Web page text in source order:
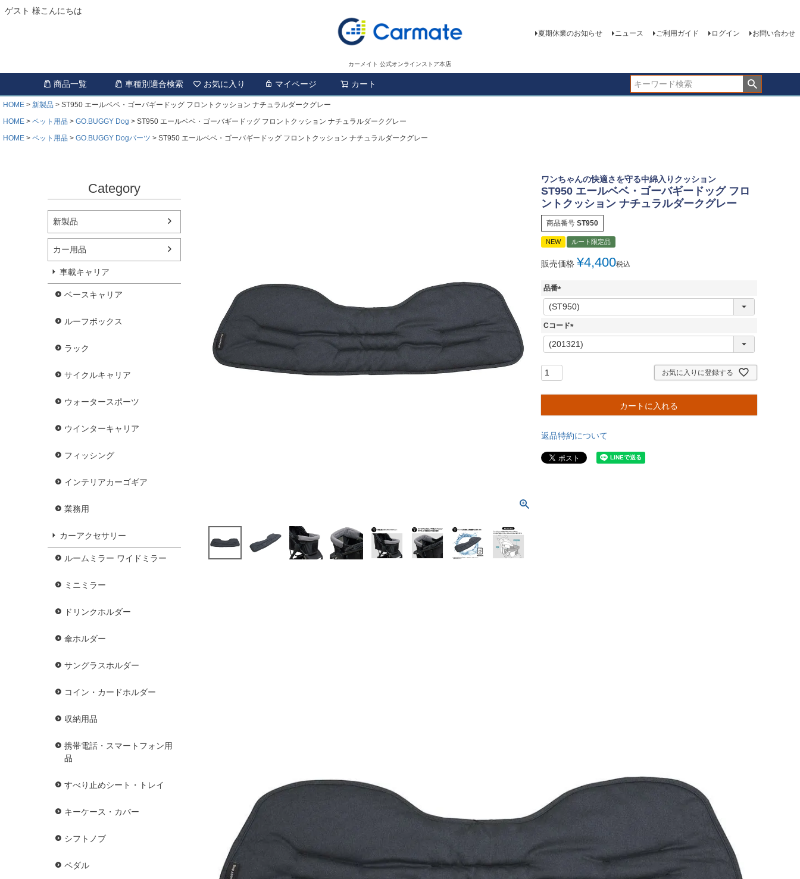
ゲスト 様こんにちは
カーメイト 公式オンラインストア本店
夏期休業のお知らせ ニュース ご利用ガイド ログイン お問い合わせ
商品一覧 車種別適合検索 お気に入り マイページ カート
HOME 新製品
ST950 エールベベ・ゴーバギードッグ フロントクッション ナチュラルダークグレー
HOME
ペット用品 GO.BUGGY Dog
ST950 エールベベ・ゴーバギードッグ フロントクッション ナチュラルダークグレー
HOME
ペット用品 GO.BUGGY Dogパーツ ST950 エールベベ・ゴーバギードッグ フロントクッション ナチュラルダークグレー
Category
新製品
カー用品
車載キャリア
ベースキャリア
ルーフボックス
ラック
サイクルキャリア
ウォータースポーツ
ウインターキャリア
フィッシング
インテリアカーゴギア
業務用
カーアクセサリー
ルームミラー ワイドミラー
ミニミラー
ドリンクホルダー
傘ホルダー
サングラスホルダー
コイン・カードホルダー
収納用品
携帯電話・スマートフォン用
品
すべり止めシート・トレイ
キーケース・カバー
シフトノブ
ペダル
ワンちゃんの快適さを守る中綿入りクッション
ST950 エールベベ・ゴーバギードッグ フロ
ントクッション ナチュラルダークグレー
商品番号 ST950
NEW ルート限定品
販売価格 ¥4,400税込
品番
(
必
須
Cコード
(
必
お気に入りに登録する
カートに入れる
返品特約について